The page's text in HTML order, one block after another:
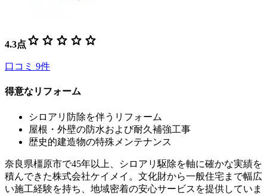
4.3点 star star star star star
口コミ 9件
得意なリフォーム
シロアリ防除を伴うリフォーム
屋根・外壁の防水および耐久補強工事
歴史的建造物の特殊メンテナンス
奈良県橿原市で45年以上、シロアリ駆除を軸に確かな実績を
積んできた株式会社ケイメイ。文化財から一般住宅まで幅広
い施工経験を持ち、地域密着の安心サービスを提供していま